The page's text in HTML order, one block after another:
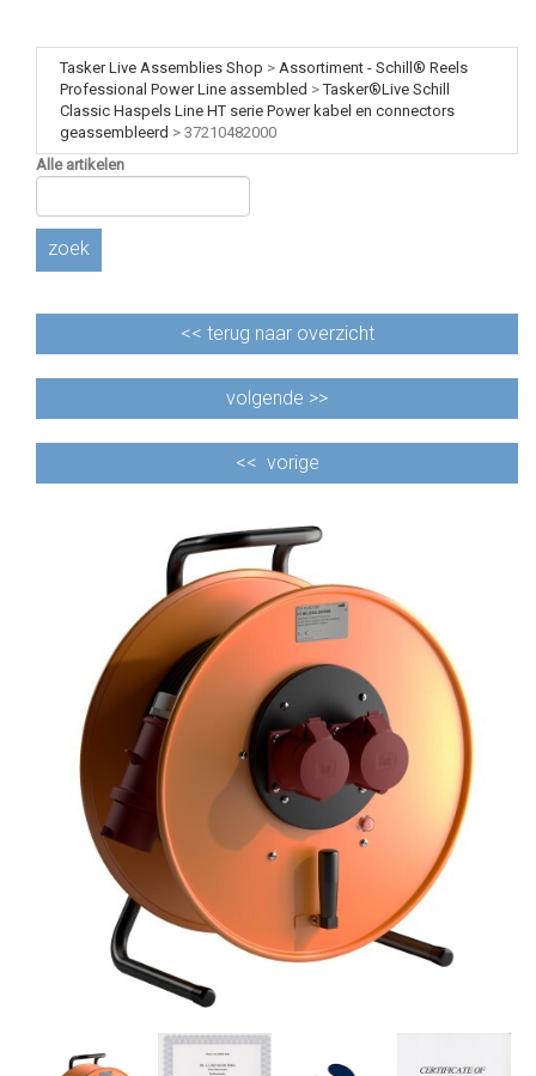
Tasker Live Assemblies Shop > Assortiment - Schill® Reels
Professional Power Line assembled >Tasker®Live Schill
Classic Haspels Line HT serie Power kabel en connectors
geassembleerd > 37210482000
Alle artikelen
zoek
<< terug naar overzicht
volgende >>
<< vorige